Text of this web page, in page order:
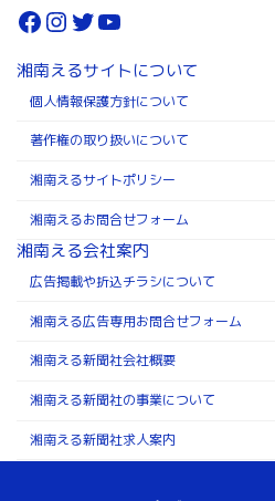
Facebook
Instagram
Twitter
YouTube
湘南えるサイトについて
個人情報保護方針について
著作権の取り扱いについて
湘南えるサイトポリシー
湘南えるお問合せフォーム
湘南える会社案内
広告掲載や折込チラシについて
湘南える広告専用お問合せフォーム
湘南える新聞社会社概要
湘南える新聞社の事業について
湘南える新聞社求人案内